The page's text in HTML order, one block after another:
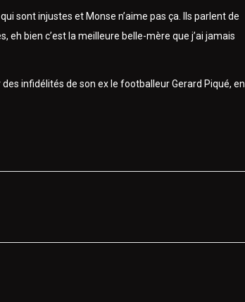
sont injustes et Monse n’aime pas ça. Ils parlent de
bien c’est la meilleure belle-mère que j’ai jamais
infidélités de son ex le footballeur Gerard Piqué, en